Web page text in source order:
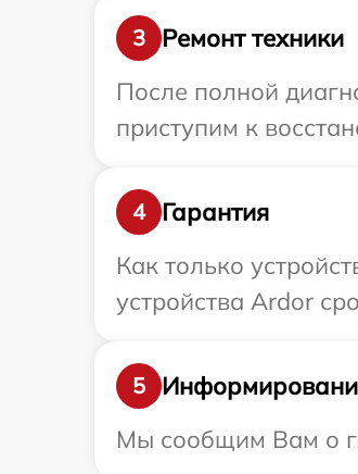
3
Ремонт техники
После полной
приступим к
4
Гарантия
Как только
устройства Ardor
5
Мы сообщим Вам о